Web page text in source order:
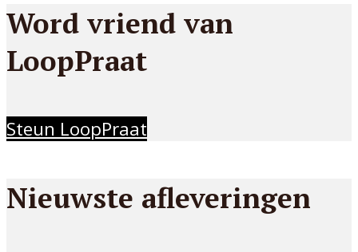
Word vriend van
LoopPraat
Steun LoopPraat
Nieuwste afleveringen